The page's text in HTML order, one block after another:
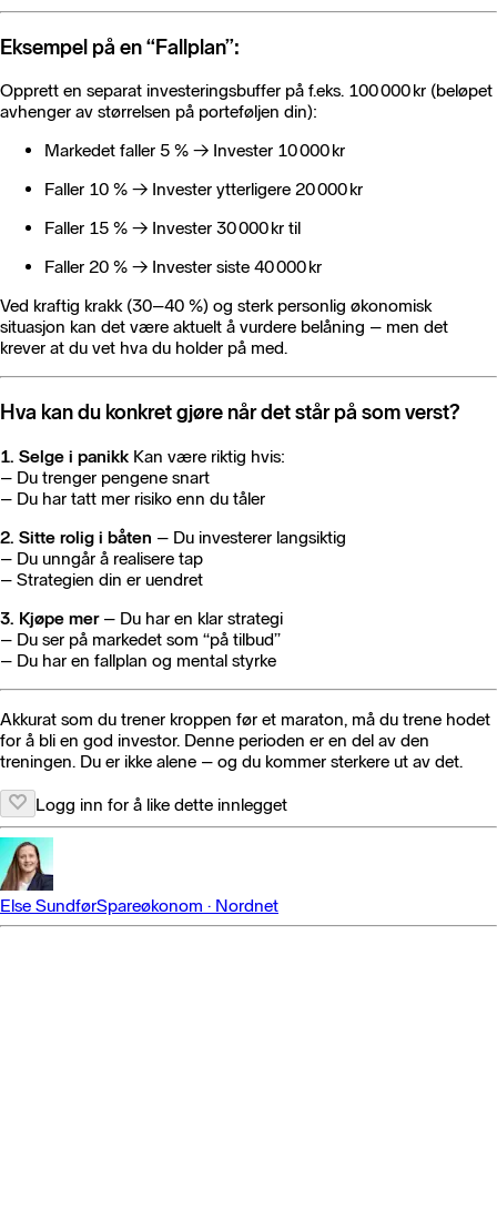
Eksempel på en “Fallplan”:
Opprett en separat investeringsbuffer på f.eks. 100 000 kr (beløpet
avhenger av størrelsen på porteføljen din):
Markedet faller 5 % → Invester 10 000 kr
Faller 10 % → Invester ytterligere 20 000 kr
Faller 15 % → Invester 30 000 kr til
Faller 20 % → Invester siste 40 000 kr
Ved kraftig krakk (30–40 %) og sterk personlig økonomisk
situasjon kan det være aktuelt å vurdere belåning – men det
krever at du vet hva du holder på med.
Hva kan du konkret gjøre når det står på som verst?
1. Selge i panikk Kan være riktig hvis:
– Du trenger pengene snart
– Du har tatt mer risiko enn du tåler
2. Sitte rolig i båten – Du investerer langsiktig
– Du unngår å realisere tap
– Strategien din er uendret
3. Kjøpe mer– Du har en klar strategi
– Du ser på markedet som “på tilbud”
– Du har en fallplan og mental styrke
Akkurat som du trener kroppen før et maraton, må du trene hodet
for å bli en god investor. Denne perioden er en del av den
treningen. Du er ikke alene – og du kommer sterkere ut av det.
Logg inn for å like dette innlegget
Else SundførSpareøkonom · Nordnet